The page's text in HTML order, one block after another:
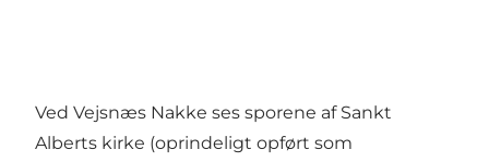
Ved Vejsnæs Nakke ses sporene af Sankt
Alberts kirke (oprindeligt opført som